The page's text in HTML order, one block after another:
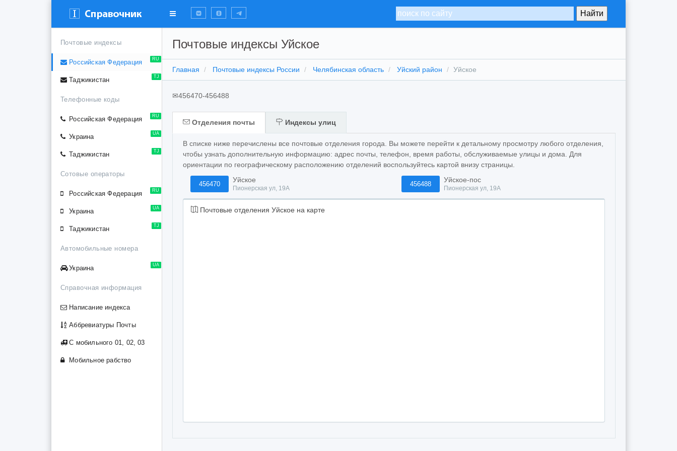
Почтовые индексы
RU
Российская Федерация
TJ
Таджикистан
Телефонные коды
RU
Российская Федерация
UA
Украина
TJ
Таджикистан
Сотовые операторы
RU
Российская Федерация
UA
Украина
TJ
Таджикистан
Автомобильные номера
UA
Украина
Справочная информация
Написание индекса
Аббревиатуры Почты
С мобильного 01, 02, 03
Мобильное рабство
Почтовые индексы Уйское
Главная Почтовые индексы России Челябинская область Уйский район Уйское
✉456470-456488
Отделения почты Индексы улиц
В списке ниже перечислены все почтовые отделения города. Вы можете перейти к детальному просмотру любого отделения,
чтобы узнать дополнительную информацию: адрес почты, телефон, время работы, обслуживаемые улицы и дома. Для
ориентации по географическому расположению отделений воспользуйтесь картой внизу страницы.
456470
Уйское
Пионерская ул, 19А
456488
Уйское-пос
Пионерская ул, 19А
Почтовые отделения Уйское на карте